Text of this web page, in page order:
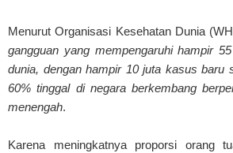
Menurut Organisasi Kesehatan Dunia
gangguan yang mempengaruhi hampir
dunia, dengan hampir 10 juta kasus baru
60% tinggal di negara berkembang
menengah.
Karena meningkatnya proporsi orang